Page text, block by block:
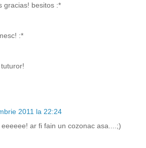
gracias! besitos :*
:*
2011 la 22:24
ar fi fain un cozonac asa....;)